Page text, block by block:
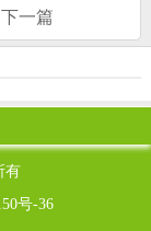
下一篇
有
号-36